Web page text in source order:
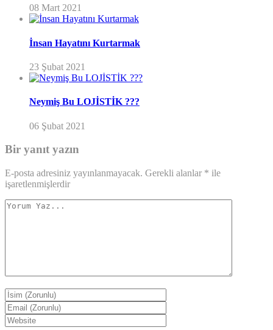
08 Mart 2021
İnsan Hayatını Kurtarmak
23 Şubat 2021
Neymiş Bu LOJİSTİK ???
06 Şubat 2021
Bir yanıt yazın
E-posta adresiniz yayınlanmayacak. Gerekli alanlar * ile
işaretlenmişlerdir